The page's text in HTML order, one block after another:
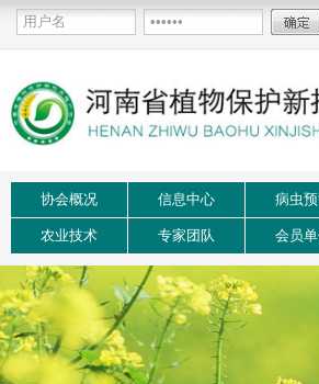
协会概况 信息中心 病虫
农业技术 专家团队 会员